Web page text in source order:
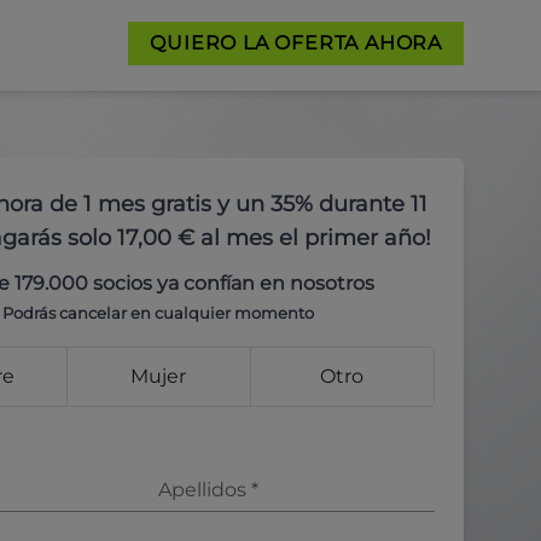
QUIERO LA OFERTA AHORA
de 1 mes gratis y un 35% durante 11
solo 17,00 € al mes el primer año!
179.000 socios ya confían en nosotros
Podrás cancelar en cualquier momento
Mujer Otro
Apellidos *